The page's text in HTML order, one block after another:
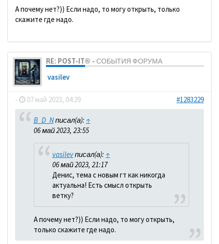
А почему нет?)) Если надо, то могу открыть, только
скажите где надо.
RE: POST-IT® - СОБЫТИЯ ФОРУМА
vasilev
- 07 май 2023, 04:29 #1283229
B_D_Nписал(а): ↑
06 май 2023, 23:55
vasilevписал(а): ↑
06 май 2023, 21:17
Денис, тема с новым гт как никогда
актуальна! Есть смысл открыть
ветку?
А почему нет?)) Если надо, то могу открыть,
только скажите где надо.